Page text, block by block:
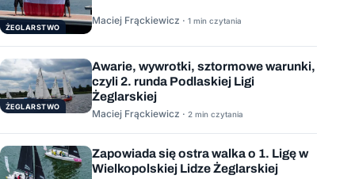
ŻEGLARSTWO
Maciej Frąckiewicz · 1 min czytania
ŻEGLARSTWO
Awarie, wywrotki, sztormowe warunki,
czyli 2. runda Podlaskiej Ligi
Żeglarskiej
Maciej Frąckiewicz · 2 min czytania
Zapowiada się ostra walka o 1. Ligę w
Wielkopolskiej Lidze Żeglarskiej